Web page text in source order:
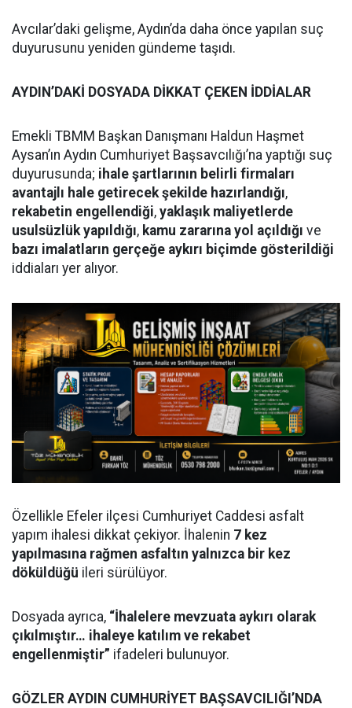
Avcılar’daki gelişme, Aydın’da daha önce yapılan suç
duyurusunu yeniden gündeme taşıdı.
AYDIN’DAKİ DOSYADA DİKKAT ÇEKEN İDDİALAR
Emekli TBMM Başkan Danışmanı Haldun Haşmet
Aysan’ın Aydın Cumhuriyet Başsavcılığı’na yaptığı suç
duyurusunda; ihale şartlarının belirli firmaları
avantajlı hale getirecek şekilde hazırlandığı,
rekabetin engellendiği, yaklaşık maliyetlerde
usulsüzlük yapıldığı, kamu zararına yol açıldığı ve
bazı imalatların gerçeğe aykırı biçimde gösterildiği
iddiaları yer alıyor.
Özellikle Efeler ilçesi Cumhuriyet Caddesi asfalt
yapım ihalesi dikkat çekiyor. İhalenin 7 kez
yapılmasına rağmen asfaltın yalnızca bir kez
döküldüğü ileri sürülüyor.
Dosyada ayrıca, “İhalelere mevzuata aykırı olarak
çıkılmıştır… ihaleye katılım ve rekabet
engellenmiştir” ifadeleri bulunuyor.
GÖZLER AYDIN CUMHURİYET BAŞSAVCILIĞI’NDA